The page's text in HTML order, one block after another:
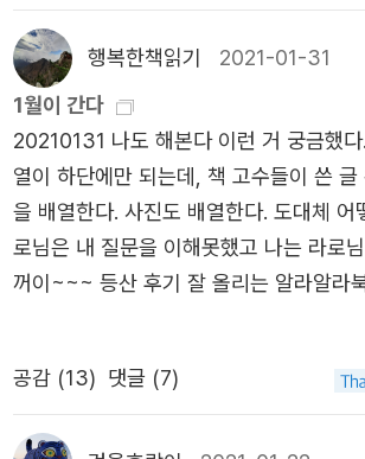
은 《혜성》(Comet, 1985년), 《잊혀진
dows of Forgotten Ancestors, 1992
옮김, 사이언스북스, 2008년), 《악령이
e Demon-Haunted World, 1995년)을
년, 드루얀은 다큐멘터리의 후속작 <코스
들>(Cosmos: Possibl Worlds)을 만들
체물리학자 닐 디그래스 타이슨(Neil
다. * 데이비드 조지 해스컬, 노승영 옮김
소리: 경이로운 소리들, 진화의 창조성,
(에이도스, 2023년)고래의 소리를 레코
안한 사람은 드루얀이다. 그녀는 고래를
드루얀은 고래들을 존중하는 의미로, 고
가루로 만들어 틀로 찍어내는 거의 모든
그러나 젤라틴의 접착력은 비단 식품에만
니다. 알약 캡슐에서 종이에 이르기까지
된다. 사진용 필름도 젤라틴으로 만든다.
입히는 '필름'이 바로 젤라틴이다. 빛에 반
입자를 젤라틴 수용액에 현탁한 것이다. 그
에서 「반지의 제왕」에 이르기까지 모든
부산물을 통해 스크린에서 상영된다는
직접적인 연료로 삼는다. 우리는 자동차
수를 높일 때마다 고대의 화학적 잔여물에
다. 그리고 알다시피 생명은 탄소로 이루
셀러인데다, 많은 독자 팬을 두고 있기에,
능가하기란 쉬운 일이 아닐 거다. 내가 앤
으면서 주목했던 부분은 이 책이 공식적
작과 긴밀히 연결되어 있으면서도, 이 책
다는 점이었다. 앤 드루얀은 이미 여러 권의 책과 다큐멘터
리 영상 <코스모스> 작업 등을 오래 해
감독이다. 애초에 그녀는 자신의 책이 남
저자는 조심스럽게 ‘독자를 감탄시키려
저 독자와 소통하고 이어지길 바랐다
있다. 어느 작업이 더 훌륭하냐를 따지는
음에 달려 있는 문제이고, 이 문제에 반대
행복한책읽기 2021-01-31
1월이 간다
20210131 나도 해본다 이런 거 궁금했
열이 하단에만 되는데, 책 고수들이 쓴
을 배열한다. 사진도 배열한다. 도대체 어
로님은 내 질문을 이해못했고 나는 라로
꺼이~~~ 등산 후기 잘 올리는 알라알라
해주었다. '북플에선 안 돼요. 알라딘 서재
라. 고작 그런 이유. 그 답을 듣고 난 날로
공감 (13) 댓글 (7)